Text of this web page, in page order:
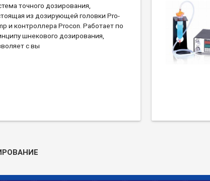
точного дозирования,
из дозирующей головки Pro-
и контроллера Procon. Работает по
шнекового дозирования,
с вы